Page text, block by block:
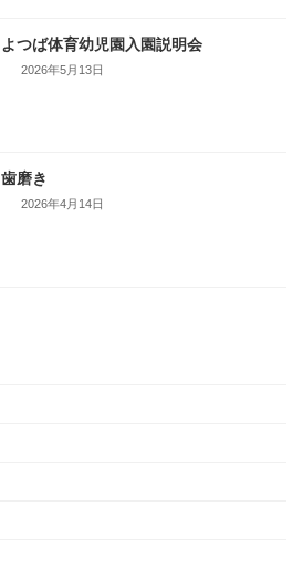
よつば体育幼児園入園説明会
2026年5月13日
歯磨き
2026年4月14日